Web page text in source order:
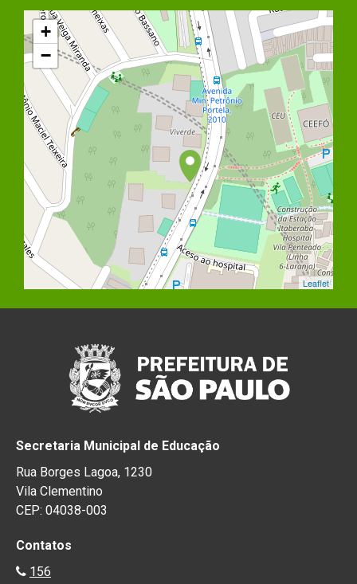
+
−
Leaflet
Secretaria Municipal de Educação
Rua Borges Lagoa, 1230
Vila Clementino
CEP: 04038-003
Contatos
156